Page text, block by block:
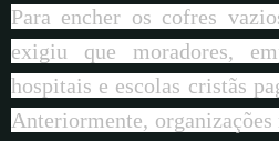
Para encher os cofres
exigiu que moradores,
hospitais e escolas cristãs
Anteriormente,